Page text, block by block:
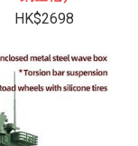
HK$2698